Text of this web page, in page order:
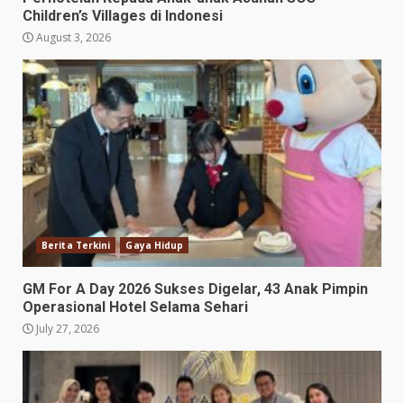
Children’s Villages di Indonesi
August 3, 2026
Berita Terkini Gaya Hidup
GM For A Day 2026 Sukses Digelar, 43 Anak Pimpin
Operasional Hotel Selama Sehari
July 27, 2026